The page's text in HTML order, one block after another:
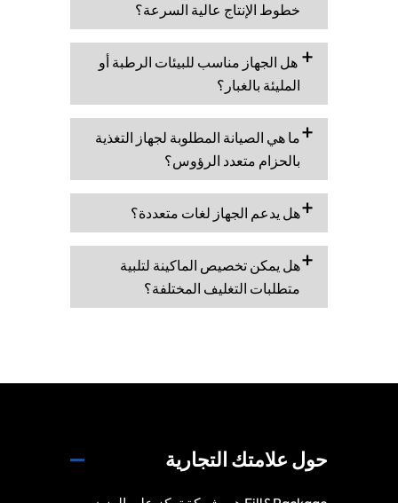
خطوط الإنتاج عالية السرعة؟
هل الجهاز مناسب للبيئات الرطبة أو
المليئة بالغبار؟
ما هي الصيانة المطلوبة لجهاز التغذية
بالحزام متعدد الرؤوس؟
هل يدعم الجهاز لغات متعددة؟
هل يمكن تخصيص الماكينة لتلبية
متطلبات التغليف المختلفة؟
حول علامتك التجارية